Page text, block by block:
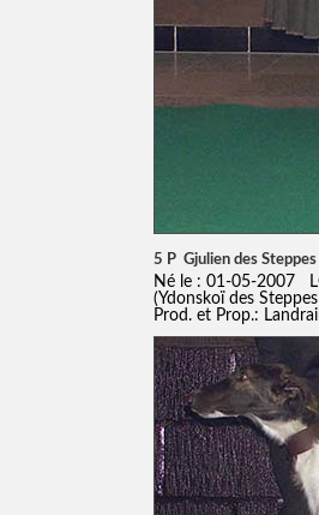
5 P Gjulien des Steppes
Né le : 01-05-2007
(Ydonskoï des
Prod. et Prop.: